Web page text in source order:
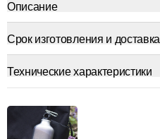
Описание
Срок изготовления и доставка
Технические характеристики